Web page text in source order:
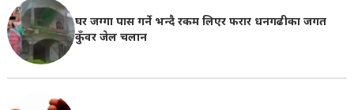
घर जग्गा पास गर्ने भन्दै रकम लिएर फरार धनगढीका जगत
कुँवर जेल चलान